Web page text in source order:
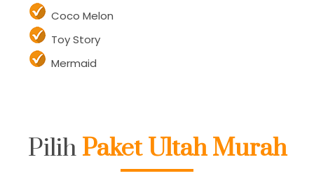
Coco Melon
Toy Story
Mermaid
Pilih Paket Ultah Murah